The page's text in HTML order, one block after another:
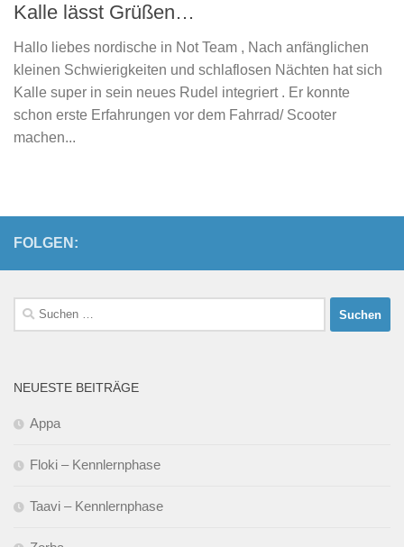
Kalle lässt Grüßen…
Hallo liebes nordische in Not Team , Nach anfänglichen
kleinen Schwierigkeiten und schlaflosen Nächten hat sich
Kalle super in sein neues Rudel integriert . Er konnte
schon erste Erfahrungen vor dem Fahrrad/ Scooter
machen...
FOLGEN:
Suchen
nach:
NEUESTE BEITRÄGE
Appa
Floki – Kennlernphase
Taavi – Kennlernphase